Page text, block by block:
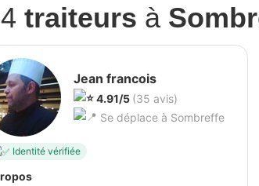
traiteurs à
Jean francois
4.91/5 (35 avis)
Se déplace à Sombreffe
Identité vérifiée